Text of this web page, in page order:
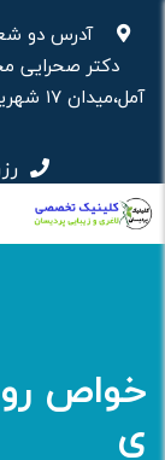
محتوا
آدرس دو
خواص
ی